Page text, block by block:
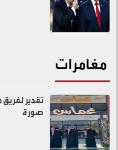
مغامرات
تقدير
صورة